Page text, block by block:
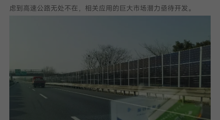
虑到高速公路无处不在，相关应用的巨大市场潜力亟待开发。